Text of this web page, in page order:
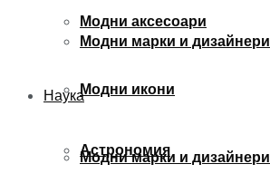
Модни аксесоари
Модни икони
Модни марки и дизайнери
Модни марки и дизайнери
Наука
Астрономия